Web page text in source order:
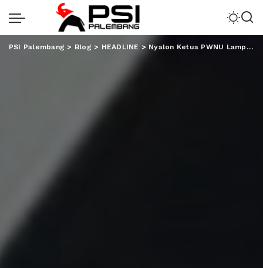
PSI Palembang > Blog > HEADLINE > Nyalon Ketua PWNU Lampung, Kanwil Kemenag Siap Wujudkan Misi Besar NU